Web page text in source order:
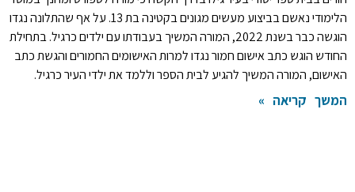
הלימודי נאשם בביצוע מעשים מגונים בקטינה בת 13. על אף שהתלונה נגדו
הוגשה כבר בשנת 2022, המורה המשיך בעבודתו עם ילדים כרגיל. בתחילת
החודש הוגש כתב אישום חמור נגדו למרות האישומים החמורים והגשת כתב
האישום, המורה המשיך להגיע לבית הספר וללמד את ילדי העיר כרגיל.
המשך קריאה »